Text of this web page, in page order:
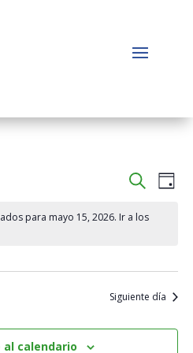
de
Buscar
de
Día
para mayo 15, 2026. Ir a los
Siguiente día
al calendario